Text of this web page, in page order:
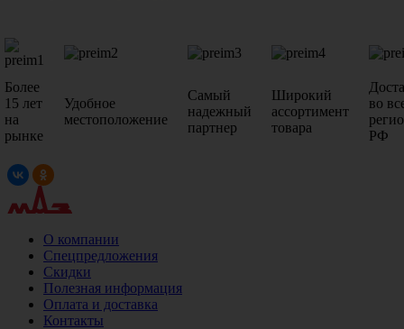
Более
15 лет
на
рынке
Удобное
местоположение
Самый
надежный
партнер
Широкий
ассортимент
товара
во
РФ
О компании
Спецпредложения
Скидки
Полезная информация
Оплата и доставка
Контакты